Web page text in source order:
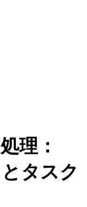
理：
タスク